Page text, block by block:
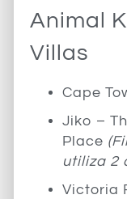
Animal
Villas
Cape
Jiko –
Place
utiliza 2
Victoria